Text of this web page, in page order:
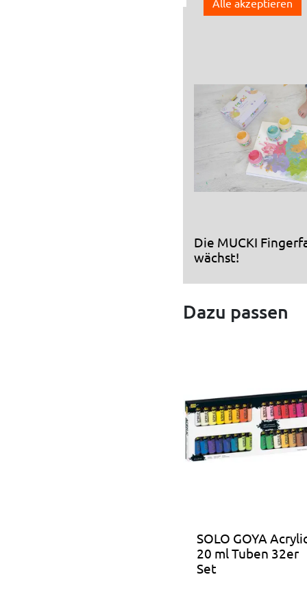
Die MUCKI
wächst!
Dazu passen
SOLO GOYA
20 ml Tuben 32er
Set